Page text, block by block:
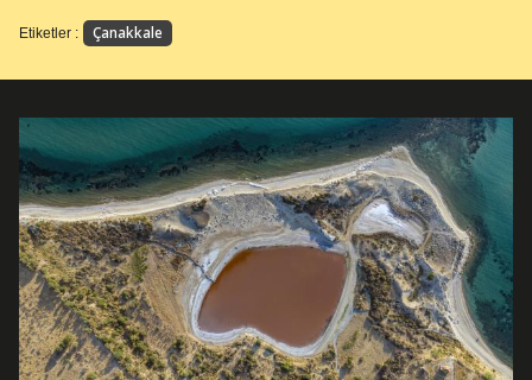
Etiketler : Çanakkale